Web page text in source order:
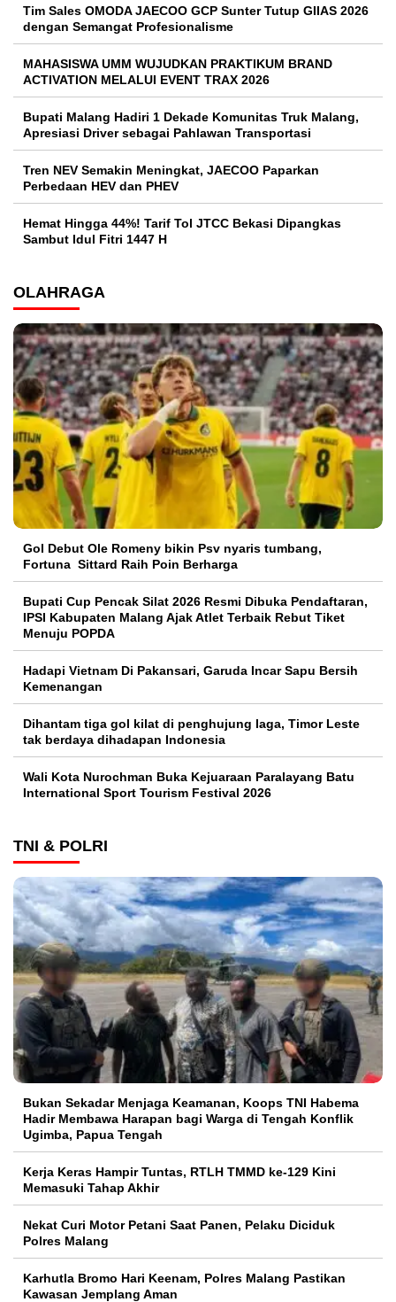
Tim Sales OMODA JAECOO GCP Sunter Tutup GIIAS 2026
dengan Semangat Profesionalisme
MAHASISWA UMM WUJUDKAN PRAKTIKUM BRAND
ACTIVATION MELALUI EVENT TRAX 2026
Bupati Malang Hadiri 1 Dekade Komunitas Truk Malang,
Apresiasi Driver sebagai Pahlawan Transportasi
Tren NEV Semakin Meningkat, JAECOO Paparkan
Perbedaan HEV dan PHEV
Hemat Hingga 44%! Tarif Tol JTCC Bekasi Dipangkas
Sambut Idul Fitri 1447 H
OLAHRAGA
Gol Debut Ole Romeny bikin Psv nyaris tumbang,
Fortuna Sittard Raih Poin Berharga
Bupati Cup Pencak Silat 2026 Resmi Dibuka Pendaftaran,
IPSI Kabupaten Malang Ajak Atlet Terbaik Rebut Tiket
Menuju POPDA
Hadapi Vietnam Di Pakansari, Garuda Incar Sapu Bersih
Kemenangan
Dihantam tiga gol kilat di penghujung laga, Timor Leste
tak berdaya dihadapan Indonesia
Wali Kota Nurochman Buka Kejuaraan Paralayang Batu
International Sport Tourism Festival 2026
TNI & POLRI
Bukan Sekadar Menjaga Keamanan, Koops TNI Habema
Hadir Membawa Harapan bagi Warga di Tengah Konflik
Ugimba, Papua Tengah
Kerja Keras Hampir Tuntas, RTLH TMMD ke-129 Kini
Memasuki Tahap Akhir
Nekat Curi Motor Petani Saat Panen, Pelaku Diciduk
Polres Malang
Karhutla Bromo Hari Keenam, Polres Malang Pastikan
Kawasan Jemplang Aman